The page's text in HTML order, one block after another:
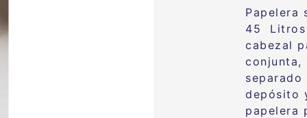
Papelera
45 Litros
cabezal
depósito
papelera